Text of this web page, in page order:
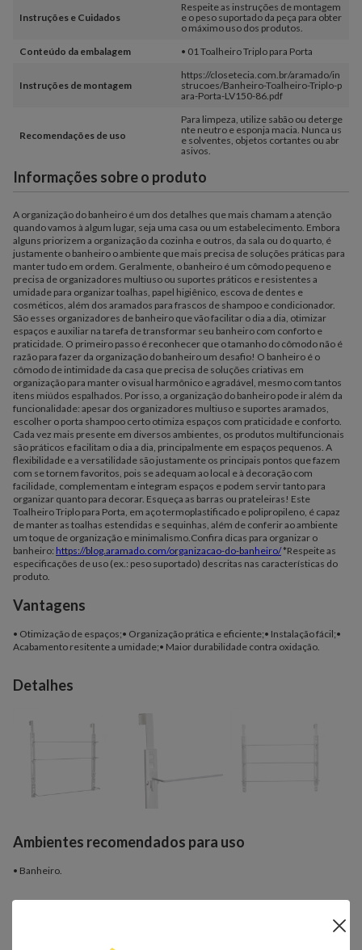
Instruções e Cuidados
Respeite as instruções de montagem
e o peso suportado da peça para obter
o máximo uso dos produtos.
Conteúdo da embalagem
• 01 Toalheiro Triplo para Porta
Instruções de montagem
https://closetecia.com.br/aramado/in
strucoes/Banheiro-Toalheiro-Triplo-p
ara-Porta-LV150-86.pdf
Recomendações de uso
Para limpeza, utilize sabão ou deterge
nte neutro e esponja macia. Nunca us
e solventes, objetos cortantes ou abr
asivos.
Informações sobre o produto
A organização do banheiro é um dos detalhes que mais chamam a atenção
quando vamos à algum lugar, seja uma casa ou um estabelecimento. Embora
alguns priorizem a organização da cozinha e outros, da sala ou do quarto, é
justamente o banheiro o ambiente que mais precisa de soluções práticas para
manter tudo em ordem. Geralmente, o banheiro é um cômodo pequeno e
precisa de organizadores multiuso ou suportes práticos e resistentes a
umidade para organizar toalhas, papel higiênico, escova de dentes e
cosméticos, além dos aramados para frascos de shampoo e condicionador.
São esses organizadores de banheiro que vão facilitar o dia a dia, otimizar
espaços e auxiliar na tarefa de transformar seu banheiro com conforto e
praticidade. O primeiro passo é reconhecer que o tamanho do cômodo não é
razão para fazer da organização do banheiro um desafio! O banheiro é o
cômodo de intimidade da casa que precisa de soluções criativas em
organização para manter o visual harmônico e agradável, mesmo com tantos
itens miúdos espalhados. Por isso, a organização do banheiro pode ir além da
funcionalidade: apesar dos organizadores multiuso e suportes aramados,
escolher o porta shampoo certo otimiza espaços com praticidade e conforto.
Cada vez mais presente em diversos ambientes, os produtos multifuncionais
são práticos e facilitam o dia a dia, principalmente em espaços pequenos. A
flexibilidade e a versatilidade são justamente os principais pontos que fazem
com se tornem favoritos, pois se adequam ao local e à decoração com
facilidade, complementam e integram espaços e podem servir tanto para
organizar quanto para decorar. Esqueça as barras ou prateleiras! Este
Toalheiro Triplo para Porta, em aço termoplastificado e polipropileno, é capaz
de manter as toalhas estendidas e sequinhas, além de conferir ao ambiente
um toque de organização e minimalismo.Confira dicas para organizar o
banheiro: https://blog.aramado.com/organizacao-do-banheiro/*Respeite as
especificações de uso (ex.: peso suportado) descritas nas características do
produto.
Vantagens
• Otimização de espaços;• Organização prática e eficiente;• Instalação fácil;•
Acabamento resitente a umidade;• Maior durabilidade contra oxidação.
Detalhes
Ambientes recomendados para uso
• Banheiro.
Importante: